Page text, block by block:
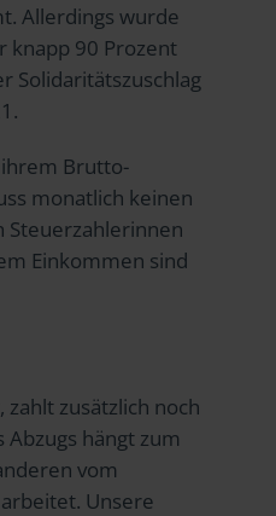
Allerdings wurde
knapp 90 Prozent
Solidaritätszuschlag
Brutto-
monatlich keinen
Steuerzahlerinnen
Einkommen sind
zusätzlich noch
hängt zum
vom
Unsere